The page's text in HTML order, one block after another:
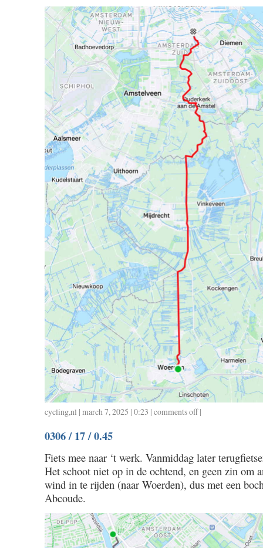
cycling,nl | march 7, 2025 | 0:23 | comments offon
/
2.00
1.30
|
0306 / 17 / 0.45
Fiets mee naar ‘t werk. Vanmiddag later
Het schoot niet op in de ochtend, en geen zin om
wind in te rijden (naar Woerden), dus met een
Abcoude.